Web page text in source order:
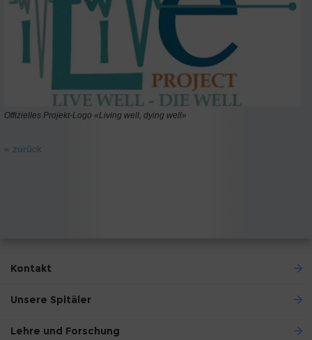
Offizielles Projekt-Logo «Living well, dying well»
« zurück
Kontakt
Unsere Spitäler
Lehre und Forschung